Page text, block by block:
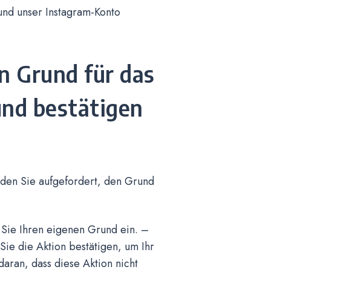
unser Instagram-Konto
Grund für das
bestätigen
Sie aufgefordert, den Grund
Ihren eigenen Grund ein. –
die Aktion bestätigen, um Ihr
dass diese Aktion nicht